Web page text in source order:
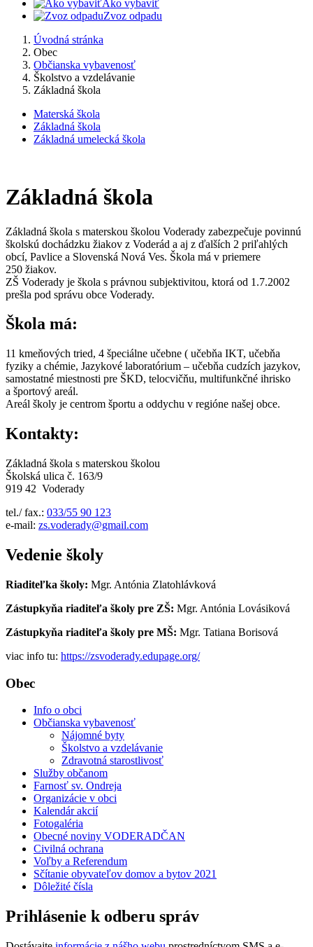
Ako vybaviť
Zvoz odpadu
Úvodná stránka
Obec
Občianska vybavenosť
Školstvo a vzdelávanie
Základná škola
Materská škola
Základná škola
Základná umelecká škola
Základná škola
Základná škola s materskou školou Voderady zabezpečuje povinnú
školskú dochádzku žiakov z Voderád a aj z ďalších 2 priľahlých
obcí, Pavlice a Slovenská Nová Ves. Škola má v priemere
250 žiakov.
ZŠ Voderady je škola s právnou subjektivitou, ktorá od 1.7.2002
prešla pod správu obce Voderady.
Škola má:
11 kmeňových tried, 4 špeciálne učebne ( učebňa IKT, učebňa
fyziky a chémie, Jazykové laboratórium – učebňa cudzích jazykov,
samostatné miestnosti pre ŠKD, telocvičňu, multifunkčné ihrisko
a športový areál.
Areál školy je centrom športu a oddychu v regióne našej obce.
Kontakty:
Základná škola s materskou školou
Školská ulica č. 163/9
919 42 Voderady
tel./ fax.: 033/55 90 123
e-mail: zs.voderady@gmail.com
Vedenie školy
Riaditeľka školy: Mgr. Antónia Zlatohlávková
Zástupkyňa riaditeľa školy pre ZŠ: Mgr. Antónia Lovásiková
Zástupkyňa riaditeľa školy pre MŠ: Mgr. Tatiana Borisová
viac info tu: https://zsvoderady.edupage.org/
Obec
Info o obci
Občianska vybavenosť
Nájomné byty
Školstvo a vzdelávanie
Zdravotná starostlivosť
Služby občanom
Farnosť sv. Ondreja
Organizácie v obci
Kalendár akcií
Fotogaléria
Obecné noviny VODERADČAN
Civilná ochrana
Voľby a Referendum
Sčítanie obyvateľov domov a bytov 2021
Dôležité čísla
Prihlásenie k odberu správ